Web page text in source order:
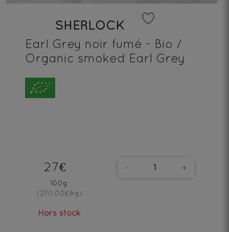
SHERLOCK
Earl Grey noir fumé - Bio /
Organic smoked Earl Grey
27€
100g
(270.00€/kg)
Hors stock
- +